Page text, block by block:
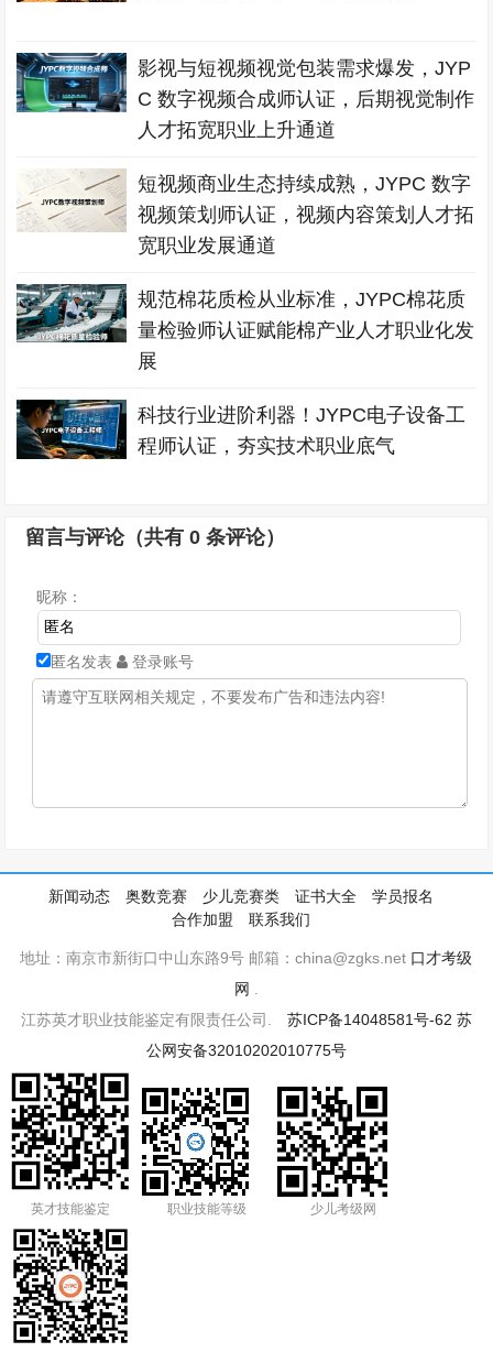
影视与短视频视觉包装需求爆发，JYP
C 数字视频合成师认证，后期视觉制作
人才拓宽职业上升通道
短视频商业生态持续成熟，JYPC 数字
视频策划师认证，视频内容策划人才拓
宽职业发展通道
规范棉花质检从业标准，JYPC棉花质
量检验师认证赋能棉产业人才职业化发
展
科技行业进阶利器！JYPC电子设备工
程师认证，夯实技术职业底气
留言与评论（共有0 条评论）
昵称：
匿名发表 登录账号
新闻动态 奥数竞赛 少儿竞赛类 证书大全
学员报名
合作加盟
联系我们
地址：南京市新街口中山东路9号 邮箱：china@zgks.net 口才考级
网
江苏英才职业技能鉴定有限责任公司. 苏ICP备14048581号-62 苏
公网安备32010202010775号
英才技能鉴定 职业技能等级 少儿考级网